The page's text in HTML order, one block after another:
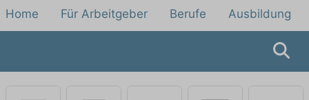
Home Für Arbeitgeber Berufe Ausbildung